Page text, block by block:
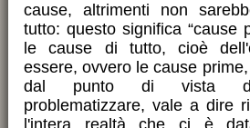
cause, altrimenti non
tutto: questo significa “cause
le cause di tutto, cioè
essere, ovvero le cause
dal punto di vista
problematizzare, vale a dire
l'intera realtà che ci è